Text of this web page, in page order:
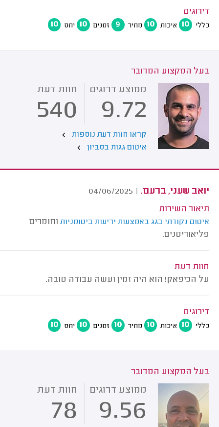
דירוגים
כללי 10 איכות 10 מחיר 9 זמנים 10 יחס 10
בעל המקצוע המדובר
ממוצע דרוגים
9.72
חוות דעת
540
קראו חוות דעת נוספות
איטום גגות בסביון
יואב שעני, ברעם. |
04/06/2025
תיאור השירות
איטום נקודתי בגג באמצעות יריעות ביטומניות וחומרים
פליאוריטנים.
חוות דעת
על הכיפאק! הוא היה זמין ועשה עבודה טובה.
דירוגים
כללי 10 איכות 10 מחיר 10 זמנים 10 יחס 10
בעל המקצוע המדובר
ממוצע דרוגים
9.56
חוות דעת
78